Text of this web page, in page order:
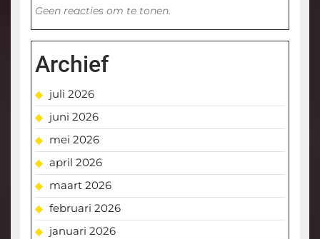
Geen reacties om te tonen.
Archief
juli 2026
juni 2026
mei 2026
april 2026
maart 2026
februari 2026
januari 2026